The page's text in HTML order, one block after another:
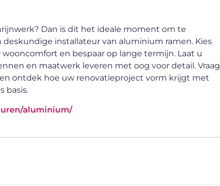
Dan is dit het ideale moment om te
installateur van aluminium ramen. Kies
en bespaar op lange termijn. Laat u
en maatwerk leveren met oog voor detail. Vraag
ontdek hoe uw renovatieproject vorm krijgt met
basis.
aluminium/